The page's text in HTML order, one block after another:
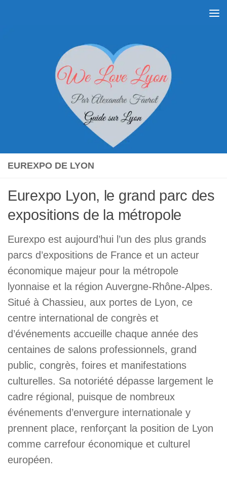
EUREXPO DE LYON
Eurexpo Lyon, le grand parc des
expositions de la métropole
Eurexpo est aujourd’hui l’un des plus grands
parcs d’expositions de France et un acteur
économique majeur pour la métropole
lyonnaise et la région Auvergne-Rhône-Alpes.
Situé à Chassieu, aux portes de Lyon, ce
centre international de congrès et
d’événements accueille chaque année des
centaines de salons professionnels, grand
public, congrès, foires et manifestations
culturelles. Sa notoriété dépasse largement le
cadre régional, puisque de nombreux
événements d’envergure internationale y
prennent place, renforçant la position de Lyon
comme carrefour économique et culturel
européen.